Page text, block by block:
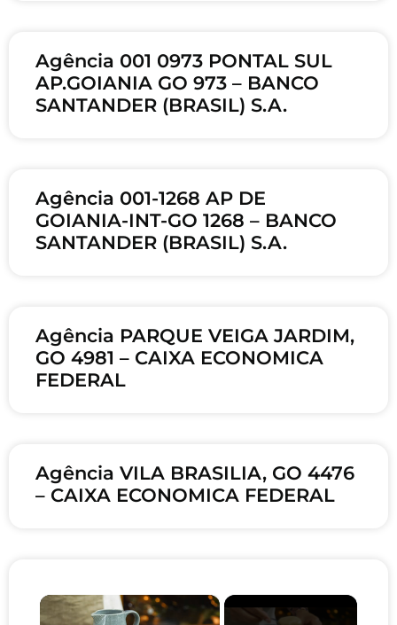
Agência 001 0973 PONTAL SUL
AP.GOIANIA GO 973 – BANCO
SANTANDER (BRASIL) S.A.
Agência 001-1268 AP DE
GOIANIA-INT-GO 1268 – BANCO
SANTANDER (BRASIL) S.A.
Agência PARQUE VEIGA JARDIM,
GO 4981 – CAIXA ECONOMICA
FEDERAL
Agência VILA BRASILIA, GO 4476
– CAIXA ECONOMICA FEDERAL
×